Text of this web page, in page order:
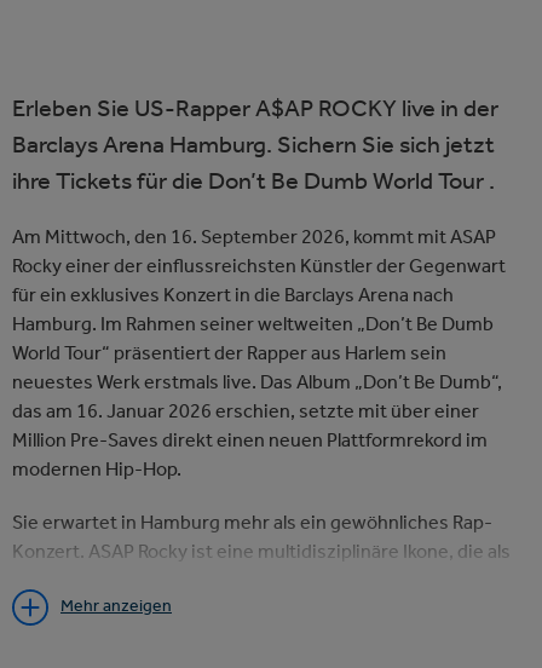
Erleben Sie US-Rapper A$AP ROCKY live in der
Barclays Arena Hamburg. Sichern Sie sich jetzt
ihre Tickets für die Don’t Be Dumb World Tour .
Am Mittwoch, den 16. September 2026, kommt mit ASAP
Rocky einer der einflussreichsten Künstler der Gegenwart
für ein exklusives Konzert in die Barclays Arena nach
Hamburg. Im Rahmen seiner weltweiten „Don’t Be Dumb
World Tour“ präsentiert der Rapper aus Harlem sein
neuestes Werk erstmals live. Das Album „Don’t Be Dumb“,
das am 16. Januar 2026 erschien, setzte mit über einer
Million Pre-Saves direkt einen neuen Plattformrekord im
modernen Hip-Hop.
Sie erwartet in Hamburg mehr als ein gewöhnliches Rap-
Konzert. ASAP Rocky ist eine multidisziplinäre Ikone, die als
als Botschafter für Luxushäuser wie Chanel die Grenzen
Mehr anzeigen